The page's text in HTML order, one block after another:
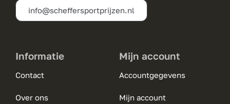
productpagina
info@scheffersportprijzen.nl
Informatie
Contact
Over ons
Mijn account
Accountgegevens
Mijn account